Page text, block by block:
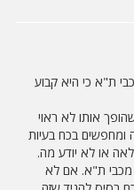
ת"א כי היא קבוע
אותו לא ראוי
ומחפשים בכח בעיות
או לא יודע מה.
ת"א. אם לא